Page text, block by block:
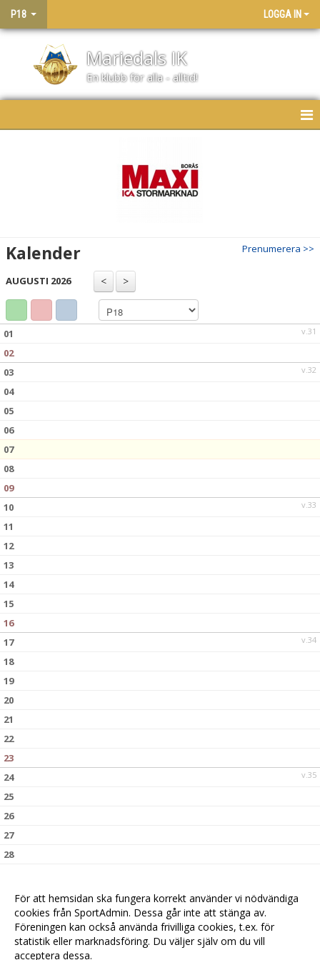
P18 LOGGA IN
Mariedals IK
En klubb för alla - alltid!
BILDGALLERI
DOKUMENT
KONTAKT
Prenumerera >>
Kalender
AUGUSTI 2026
v.31
01
02
v.32
03
04
05
06
07
08
09
v.33
10
11
12
13
14
15
16
v.34
17
18
19
20
21
22
23
v.35
24
25
26
27
28
För att hemsidan ska fungera korrekt använder vi nödvändiga
cookies från SportAdmin. Dessa går inte att stänga av.
Föreningen kan också använda frivilliga cookies, t.ex. för
statistik eller marknadsföring. Du väljer själv om du vill
acceptera dessa.